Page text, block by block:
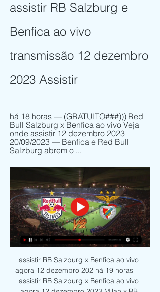
assistir RB Salzburg e
Benfica ao vivo
transmissão 12 dezembro
2023 Assistir
há 18 horas — (GRATUITO###))) Red
Bull Salzburg x Benfica ao vivo Veja
onde assistir 12 dezembro 2023
20/09/2023 — Benfica e Red Bull
Salzburg abrem o ...
assistir RB Salzburg x Benfica ao vivo
agora 12 dezembro 202 há 19 horas —
assistir RB Salzburg x Benfica ao vivo